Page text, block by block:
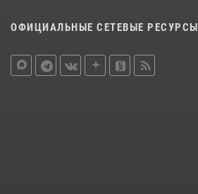
ОФИЦИАЛЬНЫЕ СЕТЕВЫЕ РЕСУРСЫ